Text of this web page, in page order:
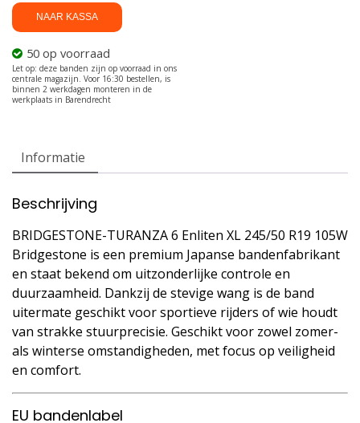
NAAR KASSA
50 op voorraad
Informatie
Beschrijving
BRIDGESTONE-TURANZA 6 Enliten XL 245/50 R19 105W
Bridgestone is een premium Japanse bandenfabrikant
en staat bekend om uitzonderlijke controle en
duurzaamheid. Dankzij de stevige wang is de band
uitermate geschikt voor sportieve rijders of wie houdt
van strakke stuurprecisie. Geschikt voor zowel zomer-
als winterse omstandigheden, met focus op veiligheid
en comfort.
EU bandenlabel